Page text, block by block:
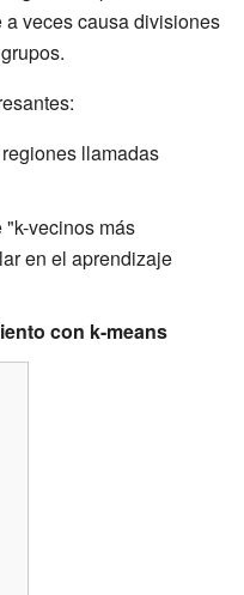
veces causa divisiones
llamadas
vecinos más
en el aprendizaje
con k-means